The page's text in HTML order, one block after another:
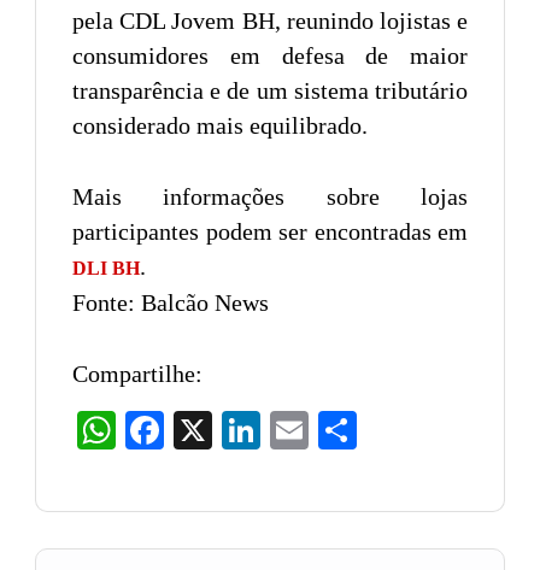
pela CDL Jovem BH, reunindo lojistas e
consumidores em defesa de maior
transparência e de um sistema tributário
considerado mais equilibrado.
Mais informações sobre lojas
participantes podem ser encontradas em
DLI BH.
Fonte: Balcão News
Compartilhe:
WhatsAppFacebook LinkedIn
Email